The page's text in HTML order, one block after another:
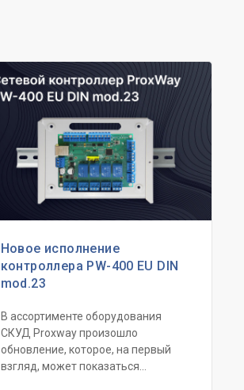
Новое исполнение
контроллера PW-400 EU DIN
mod.23
В ассортименте оборудования
СКУД Proxway произошло
обновление, которое, на первый
взгляд, может показаться...